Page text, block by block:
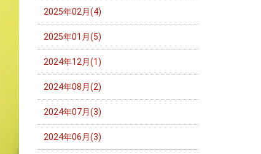
2025年02月(4)
2025年01月(5)
2024年12月(1)
2024年08月(2)
2024年07月(3)
2024年06月(3)